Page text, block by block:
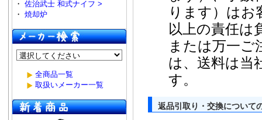
・ 佐治武士 和式ナイフ >
・ 焼却炉
全商品一覧
取扱いメーカー一覧
ります）は
以上の責任は
または万一ご
は、送料は当
す。
返品引取り・交換について